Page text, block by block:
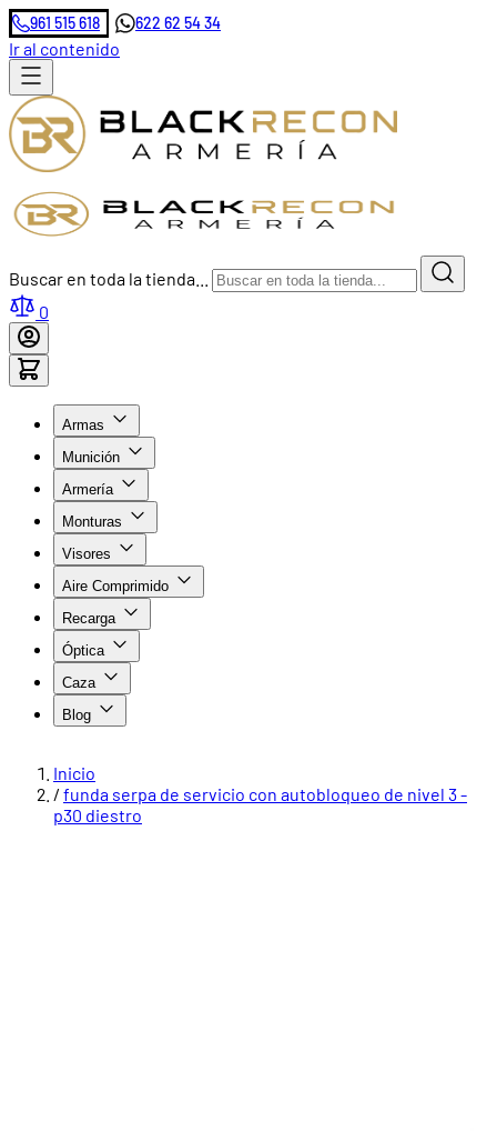
961 515 618 622 62 54 34
Ir al contenido
Buscar en toda la tienda...
0
Armas
Munición
Armería
Monturas
Visores
Aire Comprimido
Recarga
Óptica
Caza
Blog
Inicio
/ funda serpa de servicio con autobloqueo de nivel 3 -
p30 diestro